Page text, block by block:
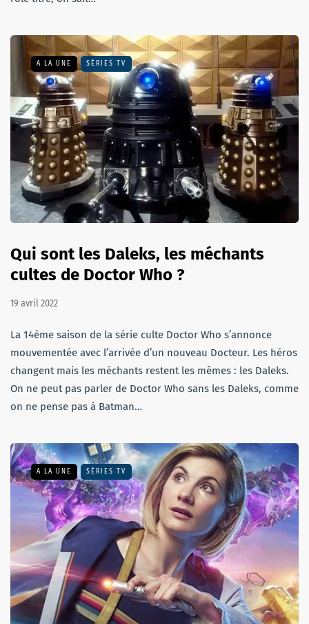
A LA UNE SÉRIES TV
Qui sont les Daleks, les méchants
cultes de Doctor Who ?
19 avril 2022
La 14ème saison de la série culte Doctor Who s’annonce
mouvementée avec l’arrivée d’un nouveau Docteur. Les héros
changent mais les méchants restent les mêmes : les Daleks.
On ne peut pas parler de Doctor Who sans les Daleks, comme
on ne pense pas à Batman…
A LA UNE SÉRIES TV